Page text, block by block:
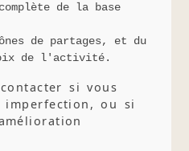
de la base
de partages, et du
de l'activité.
si vous
imperfection, ou si